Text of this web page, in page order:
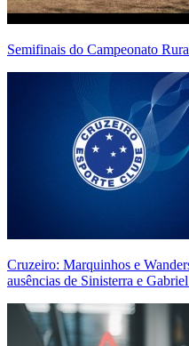
Semifinais do Campeonato
Cruzeiro: Marquinhos e
ausências de Sinisterra e